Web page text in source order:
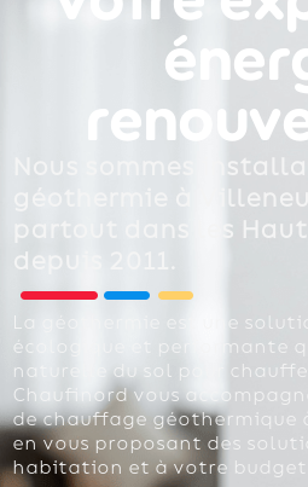
Nous sommes
géothermie à
partout dans les
depuis 2011.
La géothermie est une
écologique et performante
naturelle du sol pour
Chaufinord vous
de chauffage géothermique
en vous proposant des
habitation et à votre